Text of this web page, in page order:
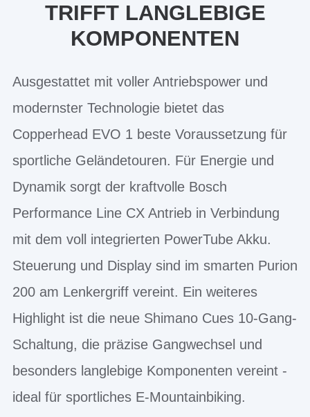
TRIFFT LANGLEBIGE
KOMPONENTEN
Ausgestattet mit voller Antriebspower und
modernster Technologie bietet das
Copperhead EVO 1 beste Voraussetzung für
sportliche Geländetouren. Für Energie und
Dynamik sorgt der kraftvolle Bosch
Performance Line CX Antrieb in Verbindung
mit dem voll integrierten PowerTube Akku.
Steuerung und Display sind im smarten Purion
200 am Lenkergriff vereint. Ein weiteres
Highlight ist die neue Shimano Cues 10-Gang-
Schaltung, die präzise Gangwechsel und
besonders langlebige Komponenten vereint -
ideal für sportliches E-Mountainbiking.